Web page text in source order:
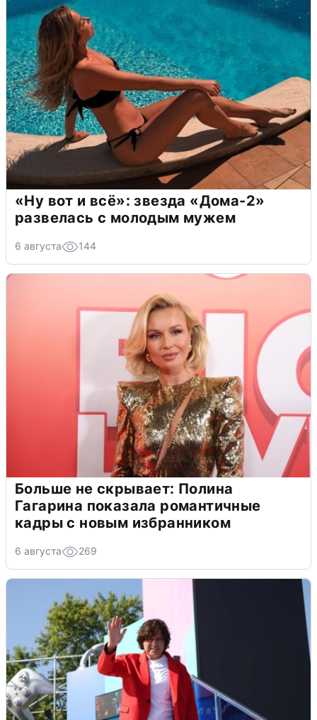
«Ну вот и всё»: звезда «Дома-2»
развелась с молодым мужем
6 августа 144
Больше не скрывает: Полина
Гагарина показала романтичные
кадры с новым избранником
6 августа 269